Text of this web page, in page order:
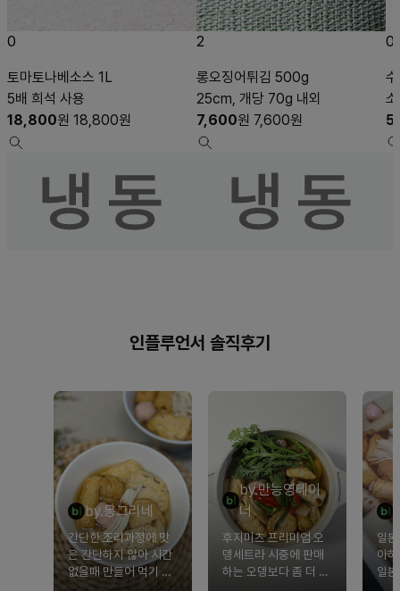
0
토마토나베소스 1L
5배 희석 사용
18,800원 18,800원
2
롱오징어튀김 500g
25cm, 개당 70g 내외
7,600원 7,600원
0
인플루언서 솔직후기
by.몽그리네
간단한 조리과정에 맛
은 간단하지 않아 시간
없을때 만들어 먹기 너
무 좋은 제품입니다.
by.만능영테이
너
후지미츠 프리미엄 오
뎅세트라 시중에 판매
하는 오뎅보다 좀 더 특
일
아
일
봤